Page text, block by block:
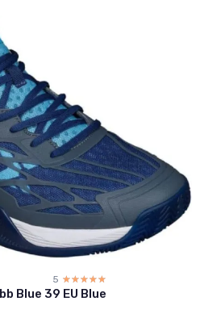
5 ☆☆☆☆☆
★★★★★
Blue 39 EU Blue